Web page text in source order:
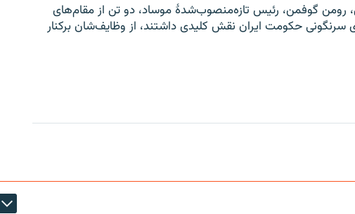
تلویزیون اسرائیل، رومن گوفمن، رئیس تازه‌منصوب‌شدۀ موساد، دو تن از مقام‌های
سرنگونی حکومت ایران نقش کلیدی داشتند، از وظایف‌شان برکنار